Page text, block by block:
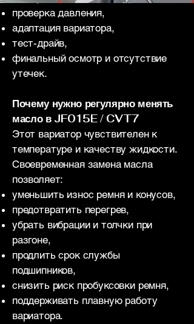
проверка давления,
адаптация вариатора,
тест-драйв,
финальный осмотр и отсутствие
утечек.
Почему нужно регулярно менять
масло в JF015E / CVT7
Этот вариатор чувствителен к
температуре и качеству жидкости.
Своевременная замена масла
позволяет:
уменьшить износ ремня и конусов,
предотвратить перегрев,
убрать вибрации и толчки при
разгоне,
продлить срок службы
подшипников,
снизить риск пробуксовки ремня,
поддерживать плавную работу
вариатора.